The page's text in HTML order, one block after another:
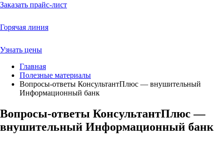
Заказать прайс-лист
Горячая линия
Узнать цены
Главная
Полезные материалы
Вопросы-ответы КонсультантПлюс — внушительный
Информационный банк
Вопросы-ответы КонсультантПлюс —
внушительный Информационный банк